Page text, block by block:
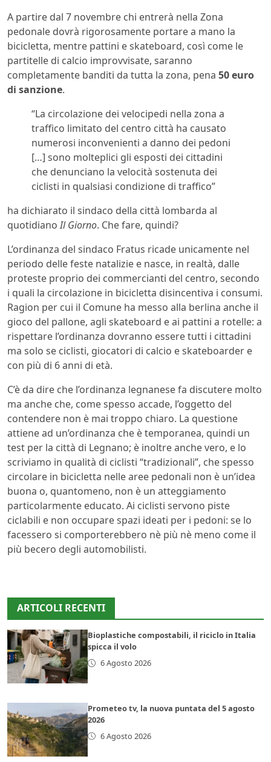
A partire dal 7 novembre chi entrerà nella Zona
pedonale dovrà rigorosamente portare a mano la
bicicletta, mentre pattini e skateboard, così come le
partitelle di calcio improvvisate, saranno
completamente banditi da tutta la zona, pena 50 euro
di sanzione.
“La circolazione dei velocipedi nella zona a
traffico limitato del centro città ha causato
numerosi inconvenienti a danno dei pedoni
[…] sono molteplici gli esposti dei cittadini
che denunciano la velocità sostenuta dei
ciclisti in qualsiasi condizione di traffico”
ha dichiarato il sindaco della città lombarda al
quotidianoIl Giorno. Che fare, quindi?
L’ordinanza del sindaco Fratus ricade unicamente nel
periodo delle feste natalizie e nasce, in realtà, dalle
proteste proprio dei commercianti del centro, secondo
i quali la circolazione in bicicletta disincentiva i consumi.
Ragion per cui il Comune ha messo alla berlina anche il
gioco del pallone, agli skateboard e ai pattini a rotelle: a
rispettare l’ordinanza dovranno essere tutti i cittadini
ma solo se ciclisti, giocatori di calcio e skateboarder e
con più di 6 anni di età.
C’è da dire che l’ordinanza legnanese fa discutere molto
ma anche che, come spesso accade, l’oggetto del
contendere non è mai troppo chiaro. La questione
attiene ad un’ordinanza che è temporanea, quindi un
test per la città di Legnano; è inoltre anche vero, e lo
scriviamo in qualità di ciclisti “tradizionali”, che spesso
circolare in bicicletta nelle aree pedonali non è un’idea
buona o, quantomeno, non è un atteggiamento
particolarmente educato. Ai ciclisti servono piste
ciclabili e non occupare spazi ideati per i pedoni: se lo
facessero si comporterebbero nè più nè meno come il
più becero degli automobilisti.
ARTICOLI RECENTI
Bioplastiche compostabili, il riciclo in Italia
spicca il volo
6 Agosto 2026
Prometeo tv, la nuova puntata del 5 agosto
2026
6 Agosto 2026